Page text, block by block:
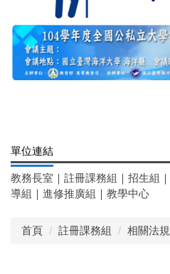
單位連結
教務長室 ｜ 註冊課務組 ｜ 招生組 ｜
導組 ｜ 進修推廣組 ｜ 教學中心
首頁 註冊課務組 相關法規